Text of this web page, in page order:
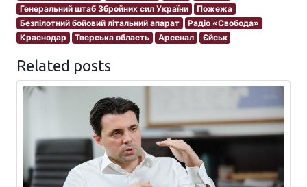
Генеральний штаб Збройних сил України
Пожежа
Безпілотний бойовий літальний апарат
Радіо «Свобода»
Краснодар
Тверська область Арсенал Єйськ
Related posts